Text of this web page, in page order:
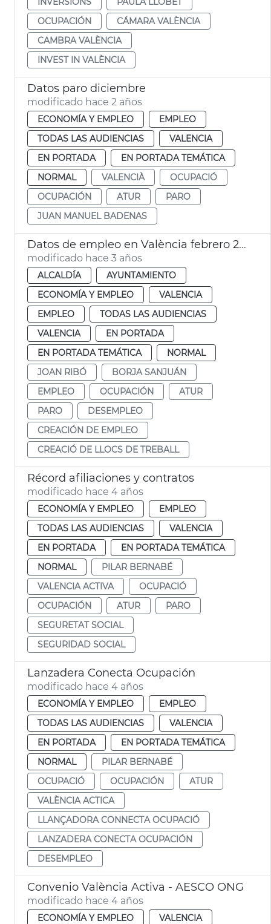
OCUPACIÓN
CÁMARA VALÈNCIA
CAMBRA VALÈNCIA
INVEST IN VALÈNCIA
Datos paro diciembre
modificado hace 2 años
ECONOMÍA Y EMPLEO
EMPLEO
TODAS LAS AUDIENCIAS
VALENCIA
EN PORTADA
EN PORTADA TEMÁTICA
NORMAL
VALENCIÀ
OCUPACIÓ
OCUPACIÓN
ATUR
PARO
JUAN MANUEL BADENAS
Datos de empleo en València febrero 2023
modificado hace 3 años
ALCALDÍA
AYUNTAMIENTO
ECONOMÍA Y EMPLEO
VALENCIA
EMPLEO
TODAS LAS AUDIENCIAS
VALENCIA
EN PORTADA
EN PORTADA TEMÁTICA
NORMAL
JOAN RIBÓ
BORJA SANJUÁN
EMPLEO
OCUPACIÓN
ATUR
PARO
DESEMPLEO
CREACIÓN DE EMPLEO
CREACIÓ DE LLOCS DE TREBALL
Récord afiliaciones y contratos
modificado hace 4 años
ECONOMÍA Y EMPLEO
EMPLEO
TODAS LAS AUDIENCIAS
VALENCIA
EN PORTADA
EN PORTADA TEMÁTICA
NORMAL
PILAR BERNABÉ
VALENCIA ACTIVA
OCUPACIÓ
OCUPACIÓN
ATUR
PARO
SEGURETAT SOCIAL
SEGURIDAD SOCIAL
Lanzadera Conecta Ocupación
modificado hace 4 años
ECONOMÍA Y EMPLEO
EMPLEO
TODAS LAS AUDIENCIAS
VALENCIA
EN PORTADA
EN PORTADA TEMÁTICA
NORMAL
PILAR BERNABÉ
OCUPACIÓ
OCUPACIÓN
ATUR
VALÈNCIA ACTICA
LLANÇADORA CONNECTA OCUPACIÓ
LANZADERA CONECTA OCUPACIÓN
DESEMPLEO
Convenio València Activa - AESCO ONG
modificado hace 4 años
ECONOMÍA Y EMPLEO
VALENCIA